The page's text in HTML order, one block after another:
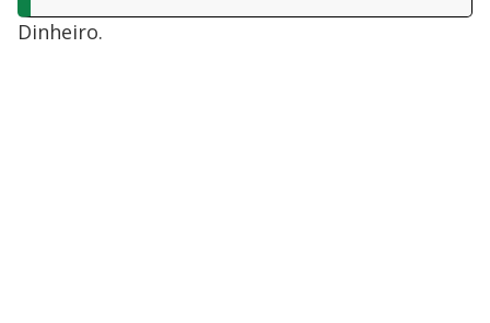
Dinheiro.